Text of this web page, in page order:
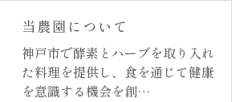
当農園について
神戸市で酵素とハーブを取り入れ
た料理を提供し、食を通じて健康
を意識する機会を創…